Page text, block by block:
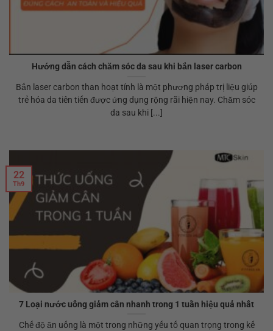
Hướng dẫn cách chăm sóc da sau khi bắn laser carbon
Bắn laser carbon than hoạt tính là một phương pháp trị liệu giúp
trẻ hóa da tiên tiến được ứng dụng rộng rãi hiện nay. Chăm sóc
da sau khi [...]
7 Loại nước uống giảm cân nhanh trong 1 tuần hiệu quả nhất
Chế độ ăn uống là một trong những yếu tố quan trọng trong kế
22
Th9